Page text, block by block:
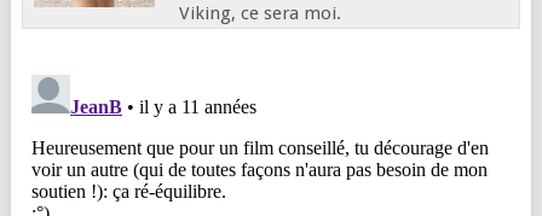
Viking, ce sera moi.